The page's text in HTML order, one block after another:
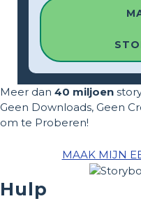
Meer dan 40 miljoen
Geen Downloads, Geen
om te Proberen!
MAAK MIJN
Hulp